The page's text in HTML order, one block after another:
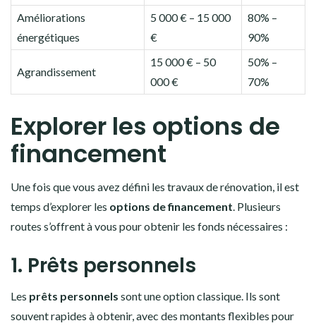
Améliorations
énergétiques
5 000 € – 15 000
€
80% –
90%
Agrandissement
15 000 € – 50
000 €
50% –
70%
Explorer les options de
financement
Une fois que vous avez défini les travaux de rénovation, il est
temps d’explorer les options de financement. Plusieurs
routes s’offrent à vous pour obtenir les fonds nécessaires :
1. Prêts personnels
Les prêts personnels sont une option classique. Ils sont
souvent rapides à obtenir, avec des montants flexibles pour